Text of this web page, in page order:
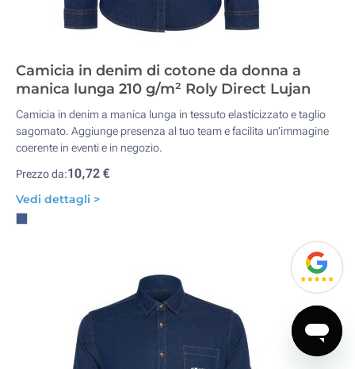
Camicia in denim di cotone da donna a
manica lunga 210 g/m² Roly Direct Lujan
Camicia in denim a manica lunga in tessuto elasticizzato e taglio
sagomato. Aggiunge presenza al tuo team e facilita un’immagine
coerente in eventi e in negozio.
Prezzo da:10,72 €
Vedi dettagli >